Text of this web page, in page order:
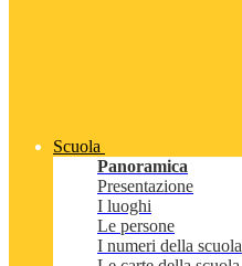
Scuola
Panoramica
Presentazione
I luoghi
Le persone
I numeri della scuola